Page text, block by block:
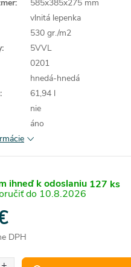
585x385x275 mm
vlnitá lepenka
530 gr./m2
5VVL
0201
hnedá-hnedá
61,94 l
nie
áno
ihneď k odoslaniu 127 ks
10.8.2026
DPH